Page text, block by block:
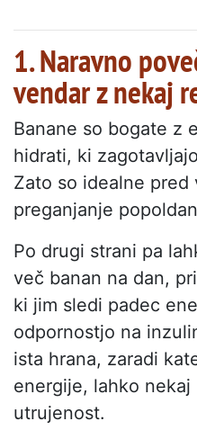
1. Naravno
vendar z nekaj
Banane so bogate z
hidrati, ki
Zato so idealne pred
preganjanje
Po drugi strani pa
več banan na dan,
ki jim sledi padec
odpornostjo na
ista hrana, zaradi
energije, lahko
utrujenost.